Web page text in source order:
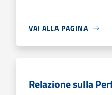
VAI ALLA PAGINA
Relazione sulla